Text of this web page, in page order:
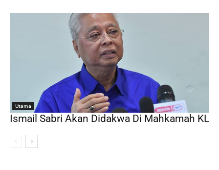
Utama
Ismail Sabri Akan Didakwa Di Mahkamah KL